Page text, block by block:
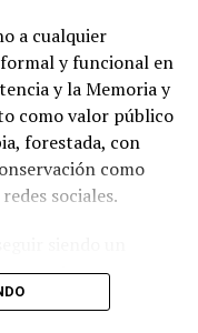
a cualquier
y funcional en
y la Memoria y
como valor público
forestada, con
como
sociales.
proyecto
y a tal fin